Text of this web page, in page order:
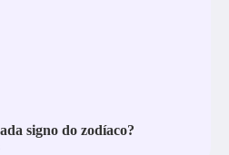
signo do zodíaco?